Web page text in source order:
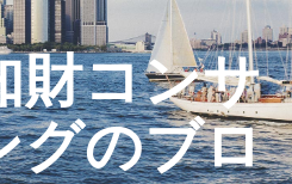
財コンサ
グのブロ
新たな発明を創出する方法